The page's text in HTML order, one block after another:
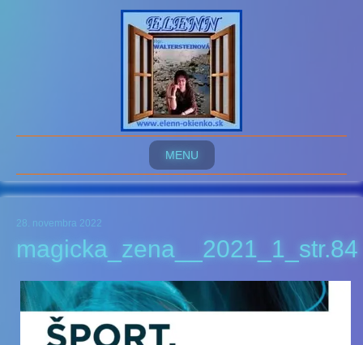
MENU
28. novembra 2022
magicka_zena__2021_1_str.84